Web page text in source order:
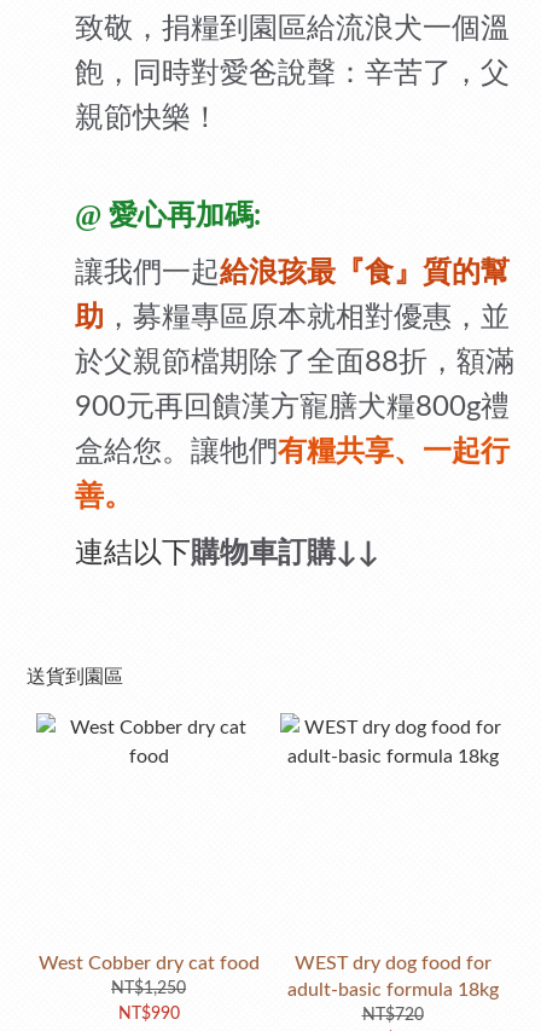
致敬，捐糧到園區給流浪犬一個溫
飽，同時對愛爸說聲：辛苦了，父
親節快樂！
@ 愛心再加碼:
讓我們一起給浪孩最『食』質的幫
助 ，募糧專區原本就相對優惠，並
於父親節檔期除了全面88折，額滿
900元再回饋漢方寵膳犬糧800g禮
盒給您。讓牠們有糧共享、一起行
善。
連結以下 購物車訂購↓↓
送貨到園區
West Cobber dry cat food
NT$1,250
NT$990
WEST dry dog food for
adult-basic formula 18kg
NT$720